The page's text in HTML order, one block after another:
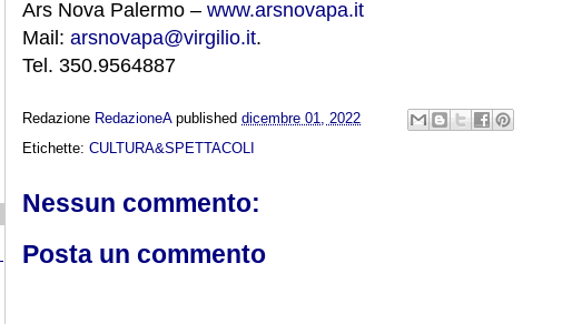
Ars Nova Palermo – www.arsnovapa.it
Mail: arsnovapa@virgilio.it.
Tel. 350.9564887
Redazione RedazioneA published dicembre 01, 2022
Etichette: CULTURA&SPETTACOLI
Nessun commento:
Posta un commento